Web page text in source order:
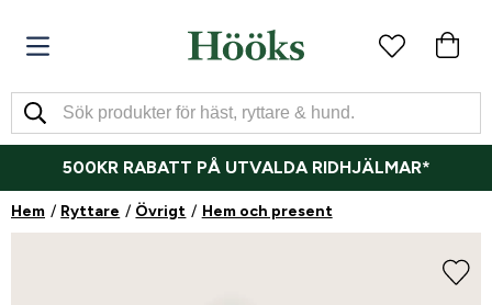
500KR RABATT PÅ UTVALDA RIDHJÄLMAR*
Hem Ryttare Övrigt Hem och present